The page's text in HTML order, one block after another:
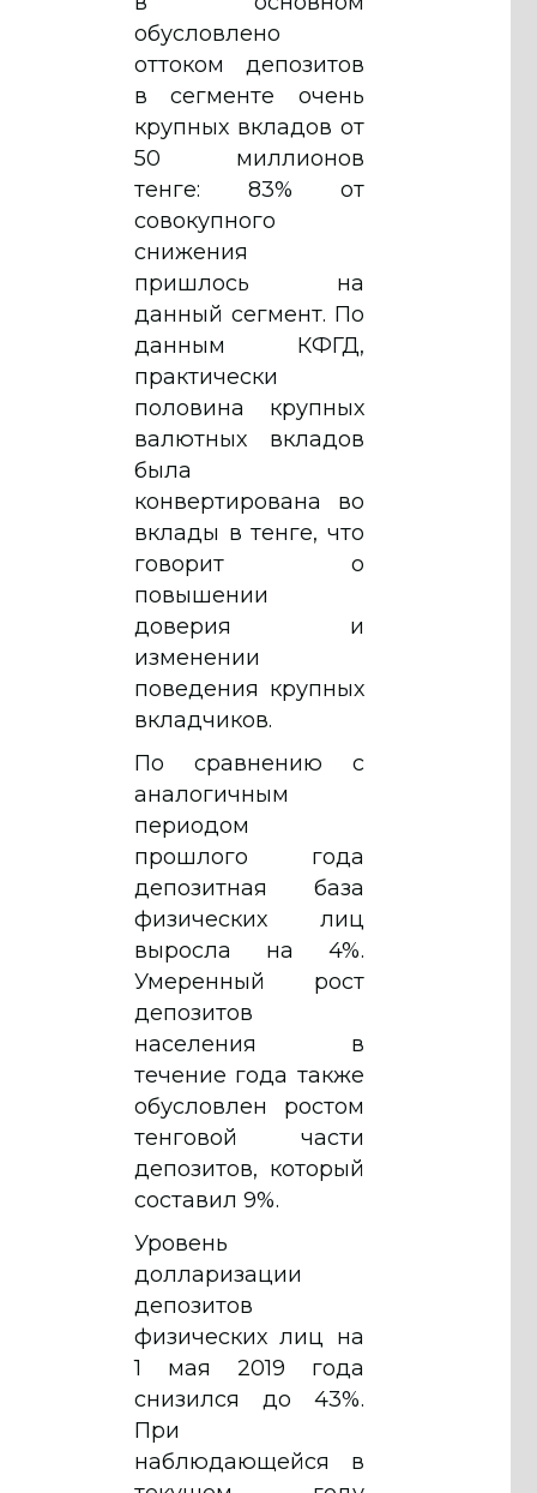
обусловлено
оттоком депозитов
в сегменте очень
крупных вкладов от
50 миллионов
тенге: 83% от
совокупного
снижения
пришлось на
данный сегмент. По
данным КФГД,
практически
половина крупных
валютных вкладов
была
конвертирована во
вклады в тенге, что
говорит о
повышении
доверия и
изменении
поведения крупных
вкладчиков.
По сравнению с
аналогичным
периодом
прошлого года
депозитная база
физических лиц
выросла на 4%.
Умеренный рост
депозитов
населения в
течение года также
обусловлен ростом
тенговой части
депозитов, который
составил 9%.
Уровень
долларизации
депозитов
физических лиц на
1 мая 2019 года
снизился до 43%.
При
наблюдающейся в